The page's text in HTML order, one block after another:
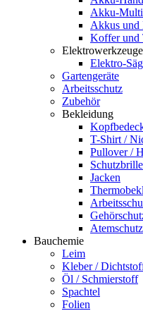
Akku-
Akkus und
Koffer und
Elektrowerkzeuge
Elektro-
Gartengeräte
Arbeitsschutz
Zubehör
Bekleidung
T-Shirt /
Pullover /
Schutzbrille
Jacken
Atemschutz
Bauchemie
Leim
Kleber /
Öl / Schmierstoff
Spachtel
Folien